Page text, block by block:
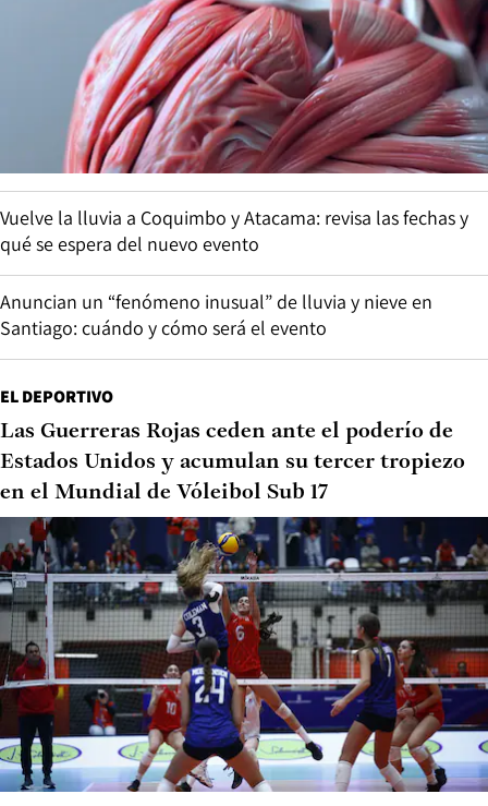
Vuelve la lluvia a Coquimbo y Atacama: revisa las fechas y
qué se espera del nuevo evento
Anuncian un “fenómeno inusual” de lluvia y nieve en
Santiago: cuándo y cómo será el evento
EL DEPORTIVO
Las Guerreras Rojas ceden ante el poderío de
Estados Unidos y acumulan su tercer tropiezo
en el Mundial de Vóleibol Sub 17